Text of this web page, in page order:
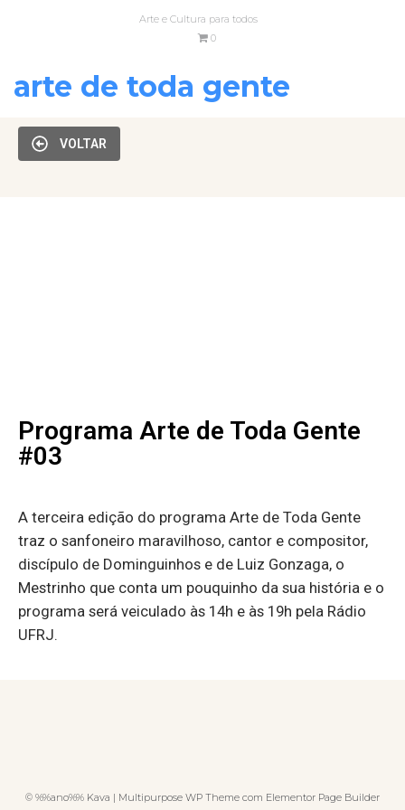
Arte e Cultura para todos
0
arte de toda gente
VOLTAR
Programa Arte de Toda Gente
#03
A terceira edição do programa Arte de Toda Gente
traz o sanfoneiro maravilhoso, cantor e compositor,
discípulo de Dominguinhos e de Luiz Gonzaga, o
Mestrinho que conta um pouquinho da sua história e o
programa será veiculado às 14h e às 19h pela Rádio
UFRJ.
© %%ano%% Kava | Multipurpose WP Theme com Elementor Page Builder